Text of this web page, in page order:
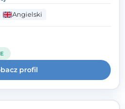
żałoby, kryzysów życiowych i
Pracuję w języku
w podejściu
opartym na
i podmiotowości klienta.
Angielski
profil